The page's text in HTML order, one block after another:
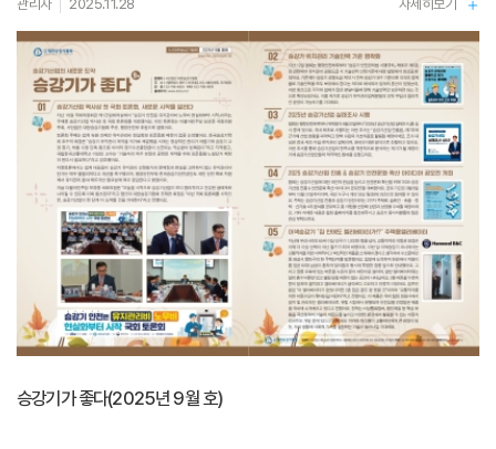
관리자 2025.11.28 자세히보기
승강기가 좋다(2025년 9월 호)